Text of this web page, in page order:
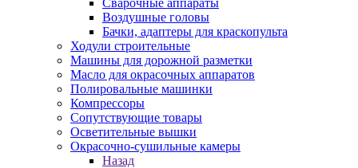
Сварочные аппараты
Воздушные головы
Бачки, адаптеры для краскопульта
Ходули строительные
Машины для дорожной разметки
Масло для окрасочных аппаратов
Полировальные машинки
Компрессоры
Сопутствующие товары
Осветительные вышки
Окрасочно-сушильные камеры
Назад